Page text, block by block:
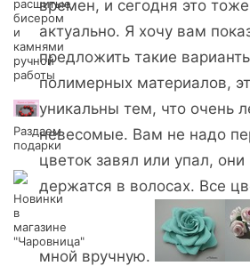
расшитые
бисером
и
камнями
ручной
работы
Раздаем
подарки
Новинки
в
магазине
"Чаровница"
времен, и сегодня это
актуально. Я хочу вам
предложить такие
полимерных материалов,
уникальны тем, что очень
невесомые. Вам не надо
цветок завял или упал, они
держатся в волосах. Все
мной вручную.